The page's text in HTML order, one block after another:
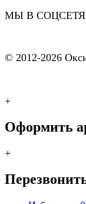
МЫ В
© 2012-2026
+
Оформить
+